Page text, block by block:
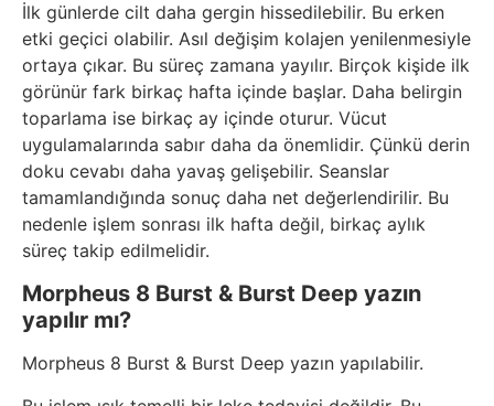
İlk günlerde cilt daha gergin hissedilebilir. Bu erken
etki geçici olabilir. Asıl değişim kolajen yenilenmesiyle
ortaya çıkar. Bu süreç zamana yayılır. Birçok kişide ilk
görünür fark birkaç hafta içinde başlar. Daha belirgin
toparlama ise birkaç ay içinde oturur. Vücut
uygulamalarında sabır daha da önemlidir. Çünkü derin
doku cevabı daha yavaş gelişebilir. Seanslar
tamamlandığında sonuç daha net değerlendirilir. Bu
nedenle işlem sonrası ilk hafta değil, birkaç aylık
süreç takip edilmelidir.
Morpheus 8 Burst & Burst Deep yazın
yapılır mı?
Morpheus 8 Burst & Burst Deep yazın yapılabilir.